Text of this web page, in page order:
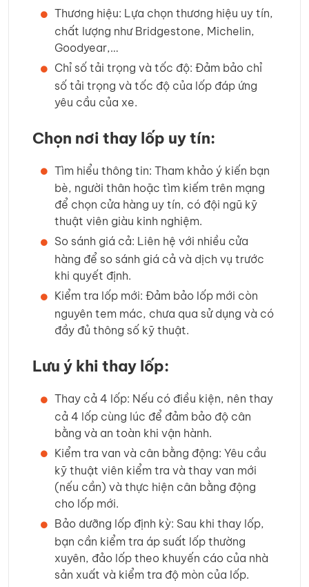
Thương hiệu: Lựa chọn thương hiệu uy tín,
chất lượng như Bridgestone, Michelin,
Goodyear,…
Chỉ số tải trọng và tốc độ: Đảm bảo chỉ
số tải trọng và tốc độ của lốp đáp ứng
yêu cầu của xe.
Chọn nơi thay lốp uy tín:
Tìm hiểu thông tin: Tham khảo ý kiến bạn
bè, người thân hoặc tìm kiếm trên mạng
để chọn cửa hàng uy tín, có đội ngũ kỹ
thuật viên giàu kinh nghiệm.
So sánh giá cả: Liên hệ với nhiều cửa
hàng để so sánh giá cả và dịch vụ trước
khi quyết định.
Kiểm tra lốp mới: Đảm bảo lốp mới còn
nguyên tem mác, chưa qua sử dụng và có
đầy đủ thông số kỹ thuật.
Lưu ý khi thay lốp:
Thay cả 4 lốp: Nếu có điều kiện, nên thay
cả 4 lốp cùng lúc để đảm bảo độ cân
bằng và an toàn khi vận hành.
Kiểm tra van và cân bằng động: Yêu cầu
kỹ thuật viên kiểm tra và thay van mới
(nếu cần) và thực hiện cân bằng động
cho lốp mới.
Bảo dưỡng lốp định kỳ: Sau khi thay lốp,
bạn cần kiểm tra áp suất lốp thường
xuyên, đảo lốp theo khuyến cáo của nhà
sản xuất và kiểm tra độ mòn của lốp.